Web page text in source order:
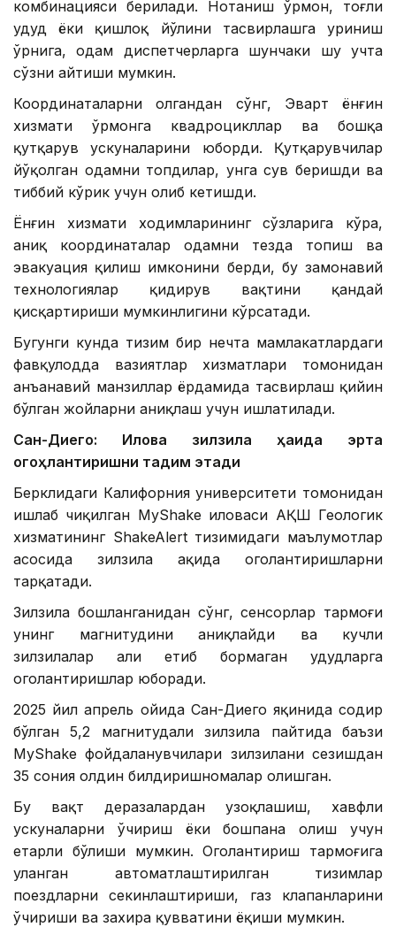
комбинацияси берилади. Нотаниш ўрмон, тоғли
ҳудуд ёки қишлоқ йўлини тасвирлашга уриниш
ўрнига, одам диспетчерларга шунчаки шу учта
сўзни айтиши мумкин.
Координаталарни олгандан сўнг, Эварт ёнғин
хизмати ўрмонга квадроцикллар ва бошқа
қутқарув ускуналарини юборди. Қутқарувчилар
йўқолган одамни топдилар, унга сув беришди ва
тиббий кўрик учун олиб кетишди.
Ёнғин хизмати ходимларининг сўзларига кўра,
аниқ координаталар одамни тезда топиш ва
эвакуация қилиш имконини берди, бу замонавий
технологиялар қидирув вақтини қандай
қисқартириши мумкинлигини кўрсатади.
Бугунги кунда тизим бир нечта мамлакатлардаги
фавқулодда вазиятлар хизматлари томонидан
анъанавий манзиллар ёрдамида тасвирлаш қийин
бўлган жойларни аниқлаш учун ишлатилади.
Сан-Диего: Илова зилзила ҳақида эрта
огоҳлантиришни тақдим этади
Берклидаги Калифорния университети томонидан
ишлаб чиқилган MyShake иловаси АҚШ Геологик
хизматининг ShakeAlert тизимидаги маълумотлар
асосида зилзила ҳақида огоҳлантиришларни
тарқатади.
Зилзила бошланганидан сўнг, сенсорлар тармоғи
унинг магнитудини аниқлайди ва кучли
зилзилалар ҳали етиб бормаган ҳудудларга
огоҳлантиришлар юборади.
2025 йил апрель ойида Сан-Диего яқинида содир
бўлган 5,2 магнитудали зилзила пайтида баъзи
MyShake фойдаланувчилари зилзилани сезишдан
35 сония олдин билдиришномалар олишган.
Бу вақт деразалардан узоқлашиш, хавфли
ускуналарни ўчириш ёки бошпана олиш учун
етарли бўлиши мумкин. Огоҳлантириш тармоғига
уланган автоматлаштирилган тизимлар
поездларни секинлаштириши, газ клапанларини
ўчириши ва захира қувватини ёқиши мумкин.